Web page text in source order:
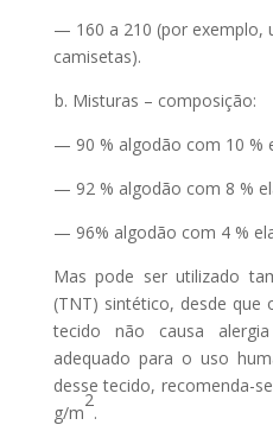
— 160 a 210 (por exemplo,
camisetas).
b. Misturas – composição:
— 90 % algodão com 10 %
— 92 % algodão com 8 %
— 96% algodão com 4 %
Mas pode ser utilizado
(TNT) sintético, desde que
tecido não causa
adequado para o uso
desse tecido, recomenda-
g/m
2
.